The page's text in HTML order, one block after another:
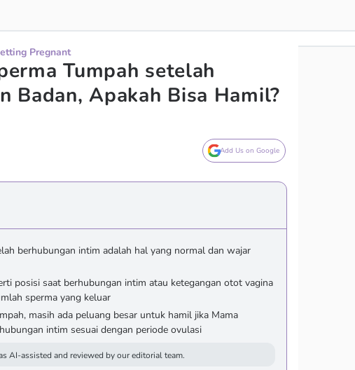
Pregnant
Tumpah setelah
Badan, Apakah Bisa Hamil?
Add Us on Google
berhubungan intim adalah hal yang normal dan wajar
posisi saat berhubungan intim atau ketegangan otot vagina
sperma yang keluar
masih ada peluang besar untuk hamil jika Mama
intim sesuai dengan periode ovulasi
AI-assisted and reviewed by our editorial team.